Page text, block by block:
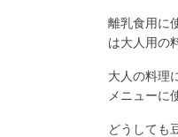
離乳食用に
は大人用の
大人の料理
メニューに
どうしても